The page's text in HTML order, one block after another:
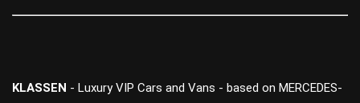
KLASSEN - Luxury VIP Cars and Vans - based on MERCEDES-